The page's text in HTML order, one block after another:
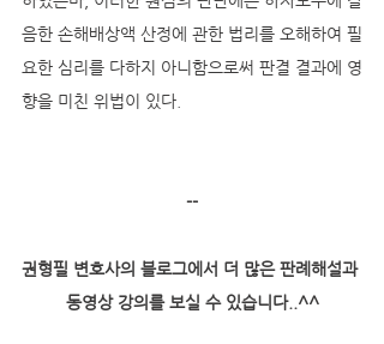
음한 손해배상액 산정에 관한 법리를 오해하여 필
요한 심리를 다하지 아니함으로써 판결 결과에 영
향을 미친 위법이 있다.
--
권형필 변호사의 블로그에서 더 많은 판례해설과
동영상 강의를 보실 수 있습니다..^^